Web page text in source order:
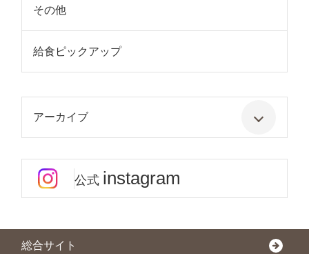
その他
給食ピックアップ
アーカイブ
公式 instagram
総合サイト